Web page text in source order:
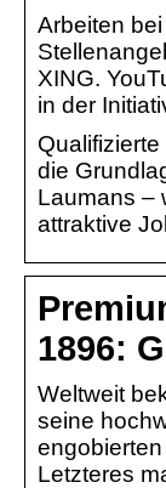
Arbeiten
XING.
in der
die
Laumans –
attraktive
1896:
Weltweit
seine
Letzteres